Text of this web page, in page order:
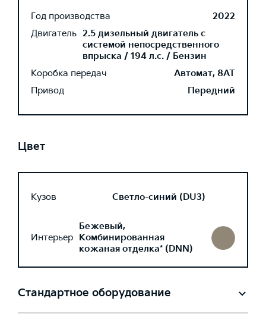
Год производства
2022
Двигатель 2.5 дизельный двигатель с
системой непосредственного
впрыска / 194 л.с. / Бензин
Коробка передач
Автомат, 8AT
Привод
Передний
Цвет
Кузов Светло-синий (DU3)
Интерьер
Бежевый,
Комбинированная
кожаная отделка* (DNN)
Стандартное оборудование